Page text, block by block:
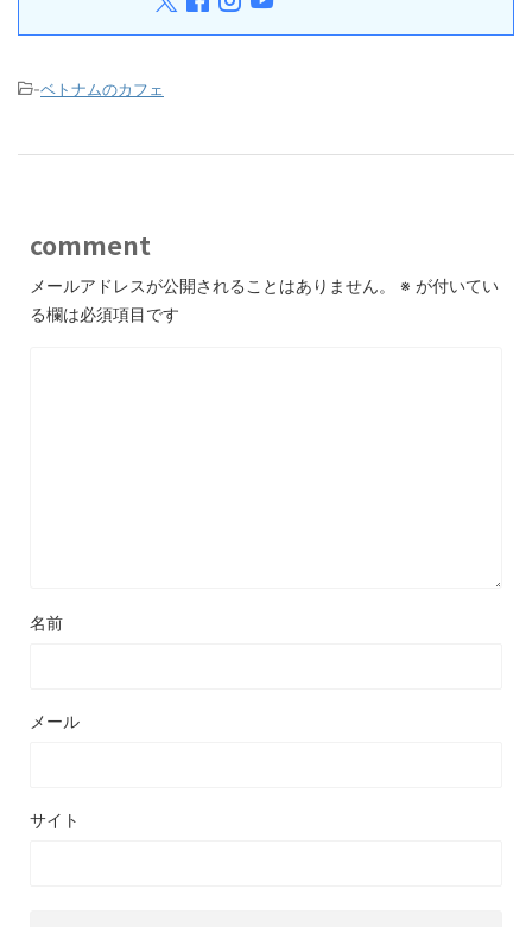
-ベトナムのカフェ
comment
メールアドレスが公開されることはありません。 ※ が付いてい
る欄は必須項目です
名前
メール
サイト